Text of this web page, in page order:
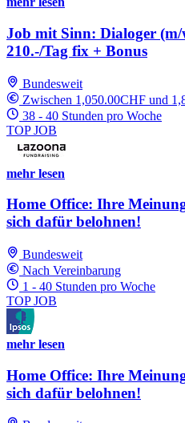
Job mit Sinn: Dialoger
210.-/Tag fix + Bonus
Bundesweit
Zwischen 1,050.00CHF und
38 - 40 Stunden pro Woche
TOP JOB
mehr lesen
Home Office: Ihre
sich dafür belohnen!
Bundesweit
Nach Vereinbarung
1 - 40 Stunden pro Woche
TOP JOB
mehr lesen
Home Office: Ihre
sich dafür belohnen!